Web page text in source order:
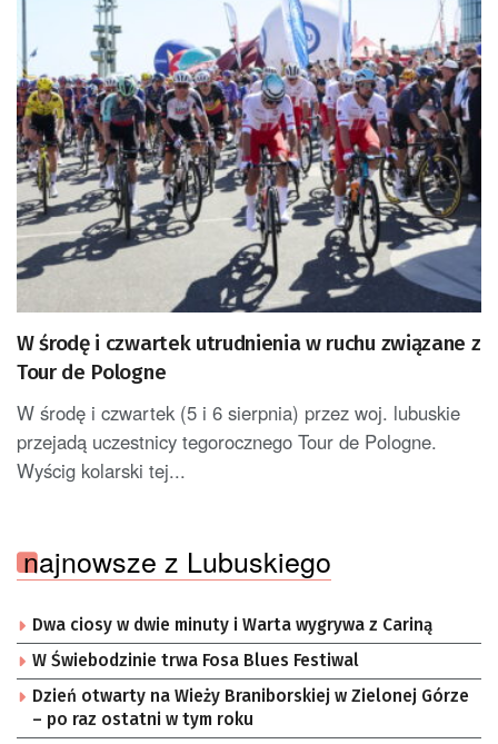
W środę i czwartek utrudnienia w ruchu związane z
Tour de Pologne
W środę i czwartek (5 i 6 sierpnia) przez woj. lubuskie
przejadą uczestnicy tegorocznego Tour de Pologne.
Wyścig kolarski tej...
najnowsze z Lubuskiego
Dwa ciosy w dwie minuty i Warta wygrywa z Cariną
W Świebodzinie trwa Fosa Blues Festiwal
Dzień otwarty na Wieży Braniborskiej w Zielonej Górze
– po raz ostatni w tym roku